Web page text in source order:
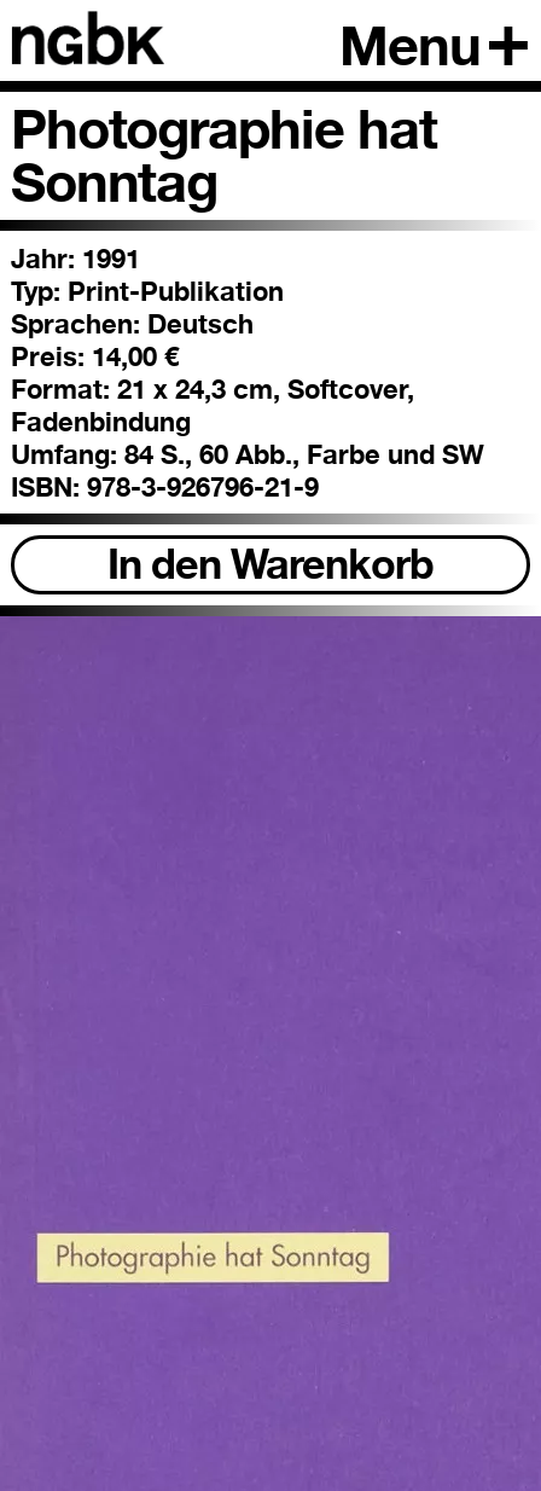
Menu
Photographie hat
Sonntag
Jahr: 1991
Typ: Print-Publikation
Sprachen: Deutsch
Preis: 14,00 €
Format: 21 x 24,3 cm, Softcover,
Fadenbindung
Umfang: 84 S., 60 Abb., Farbe und SW
ISBN: 978-3-926796-21-9
In den Warenkorb